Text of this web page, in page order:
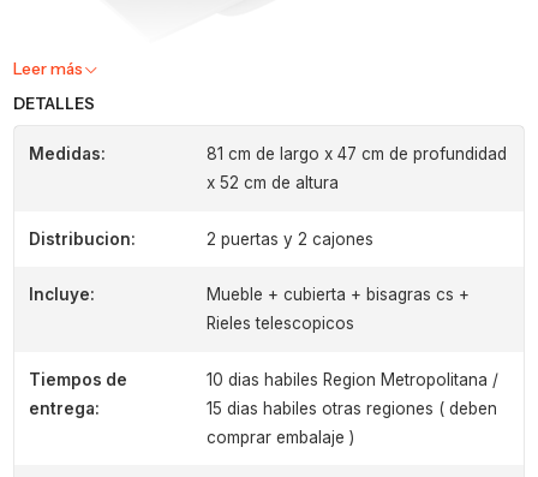
Leer más
DETALLES
Medidas:
81 cm de largo x 47 cm de profundidad
x 52 cm de altura
Distribucion: 2 puertas y 2 cajones
Incluye:
Mueble + cubierta + bisagras cs +
Rieles telescopicos
Tiempos de
entrega:
10 dias habiles Region Metropolitana /
15 dias habiles otras regiones ( deben
comprar embalaje )